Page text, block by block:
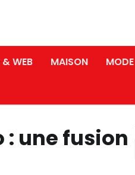
& WEB MAISON MODE
: une fusion